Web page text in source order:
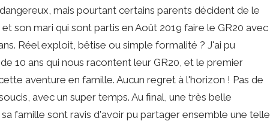
mais pourtant certains parents décident de le
son mari qui sont partis en Août 2019 faire le GR20 avec
Réel exploit, bêtise ou simple formalité ? J'ai pu
10 ans qui nous racontent leur GR20, et le premier
aventure en famille. Aucun regret à l'horizon ! Pas de
avec un super temps. Au final, une très belle
famille sont ravis d'avoir pu partager ensemble une telle